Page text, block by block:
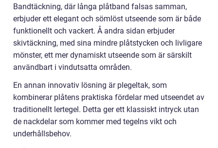
Bandtäckning, där långa plåtband falsas samman,
erbjuder ett elegant och sömlöst utseende som är både
funktionellt och vackert. Å andra sidan erbjuder
skivtäckning, med sina mindre plåtstycken och livligare
mönster, ett mer dynamiskt utseende som är särskilt
användbart i vindutsatta områden.
En annan innovativ lösning är plegeltak, som
kombinerar plåtens praktiska fördelar med utseendet av
traditionellt lertegel. Detta ger ett klassiskt intryck utan
de nackdelar som kommer med tegelns vikt och
underhållsbehov.